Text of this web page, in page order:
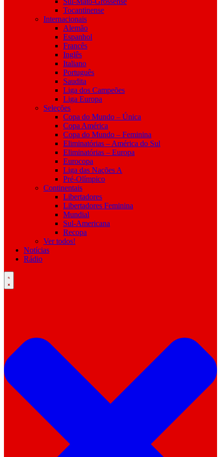
Tocantinense
Internacionais
Alemão
Espanhol
Francês
Inglês
Italiano
Português
Saudita
Liga dos Campeões
Liga Europa
Seleções
Copa do Mundo – Única
Copa América
Copa do Mundo – Feminina
Eliminatórias – América do Sul
Eliminatórias – Europa
Eurocopa
Liga das Nações A
Pré-Olímpico
Continentais
Libertadores
Libertadores Feminina
Mundial
Sul-Americana
Recopa
Ver todos!
Notícias
Rádio